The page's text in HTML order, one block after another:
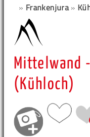
» Frankenjura»
Mittelwand
(Kühloch)